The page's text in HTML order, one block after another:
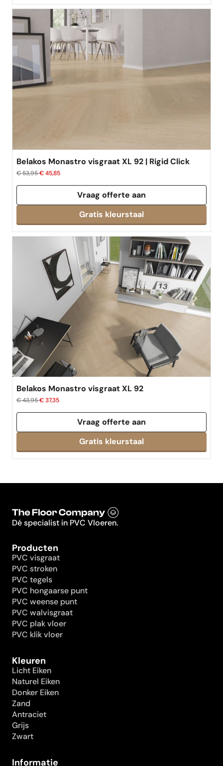
Belakos Monastro visgraat XL 92 | Rigid Click
€ 53,95€ 45,85
Vraag offerte aan
Belakos Monastro visgraat XL 92
€ 43,95€ 37,35
Vraag offerte aan
Dé specialist in PVC Vloeren.
Producten
PVC visgraat
PVC stroken
PVC tegels
PVC hongaarse punt
PVC weense punt
PVC walvisgraat
PVC plak vloer
PVC klik vloer
Kleuren
Licht Eiken
Naturel Eiken
Donker Eiken
Zand
Antraciet
Grijs
Zwart
Informatie